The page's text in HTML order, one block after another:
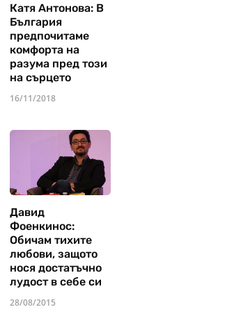
Катя Антонова: В
България
предпочитаме
комфорта на
разума пред този
на сърцето
16/11/2018
Давид
Фоенкинос:
Обичам тихите
любови, защото
нося достатъчно
лудост в себе си
28/08/2015